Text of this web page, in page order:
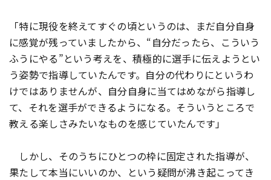
「特に現役を終えてすぐの頃というのは、まだ自分自身
に感覚が残っていましたから、“自分だったら、こういう
ふうにやる”という考えを、積極的に選手に伝えようとい
う姿勢で指導していたんです。自分の代わりにというわ
けではありませんが、自分自身に当てはめながら指導し
て、それを選手ができるようになる。そういうところで
教える楽しさみたいなものを感じていたんです」
しかし、そのうちにひとつの枠に固定された指導が、
果たして本当にいいのか、という疑問が沸き起こってき